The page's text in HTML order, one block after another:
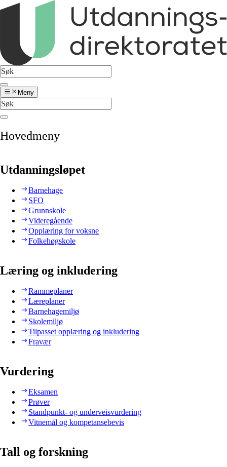
Meny
Hovedmeny
Utdanningsløpet
Barnehage
SFO
Grunnskole
Videregående
Opplæring for voksne
Folkehøgskole
Læring og inkludering
Rammeplaner
Læreplaner
Barnehagemiljø
Skolemiljø
Tilpasset opplæring og inkludering
Fravær
Vurdering
Eksamen
Prøver
Standpunkt- og underveisvurdering
Vitnemål og kompetansebevis
Tall og forskning